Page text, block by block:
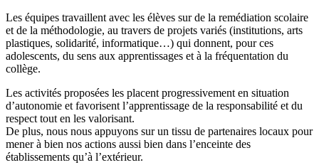
Les équipes travaillent avec les élèves sur de la remédiation scolaire
et de la méthodologie, au travers de projets variés (institutions, arts
plastiques, solidarité, informatique…) qui donnent, pour ces
adolescents, du sens aux apprentissages et à la fréquentation du
collège.
Les activités proposées les placent progressivement en situation
d’autonomie et favorisent l’apprentissage de la responsabilité et du
respect tout en les valorisant.
De plus, nous nous appuyons sur un tissu de partenaires locaux pour
mener à bien nos actions aussi bien dans l’enceinte des
établissements qu’à l’extérieur.